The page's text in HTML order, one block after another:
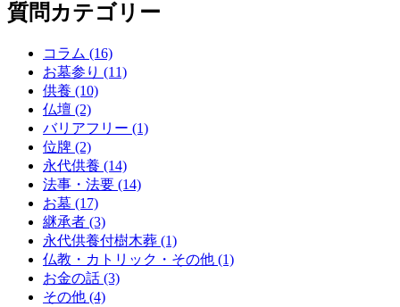
質問カテゴリー
コラム (16)
お墓参り (11)
供養 (10)
仏壇 (2)
バリアフリー (1)
位牌 (2)
永代供養 (14)
法事・法要 (14)
お墓 (17)
継承者 (3)
永代供養付樹木葬 (1)
仏教・カトリック・その他 (1)
お金の話 (3)
その他 (4)